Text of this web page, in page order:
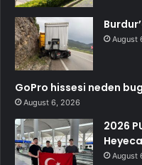
August
GoPro hissesi neden
August 6, 2026
2026
August